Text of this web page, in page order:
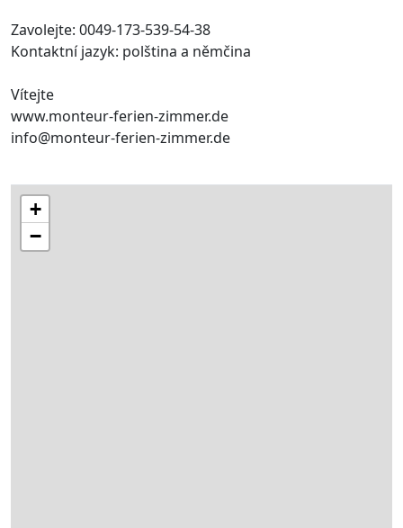
Zavolejte: 0049-173-539-54-38
Kontaktní jazyk: polština a němčina
Vítejte
www.monteur-ferien-zimmer.de
info@monteur-ferien-zimmer.de
+
−